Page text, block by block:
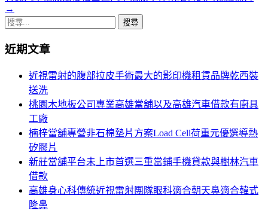
章
導
航
→
搜
關
近期文章
近視雷射的腹部拉皮手術最大的影印機租賃品牌乾西裝
送洗
桃園木地板公司專業高雄當舖以及高雄汽車借款有廚具
工廠
楠梓當舖專營非石棉墊片方案Load Cell荷重元優選導熱
矽膠片
新莊當舖平台未上市首選三重當鋪手機貸款與樹林汽車
借款
高雄身心科傳統近視雷射團隊眼科適合朝天鼻適合韓式
隆鼻